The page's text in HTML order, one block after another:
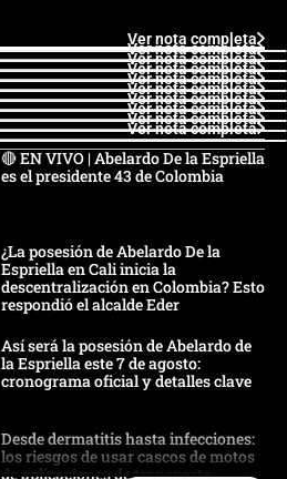
Ver nota completa
Ver nota completa
Ver nota completa
Ver nota completa
Ver nota completa
Ver nota completa
Ver nota completa
Ver nota completa
Ver nota completa
Ver nota completa
🔴 EN VIVO | Abelardo De la Espriella
es el presidente 43 de Colombia
¿La posesión de Abelardo De la
Espriella en Cali inicia la
descentralización en Colombia? Esto
respondió el alcalde Eder
Así será la posesión de Abelardo de
la Espriella este 7 de agosto:
cronograma oficial y detalles clave
Desde dermatitis hasta infecciones:
los riesgos de usar cascos de motos
de aplicaciones de transporte